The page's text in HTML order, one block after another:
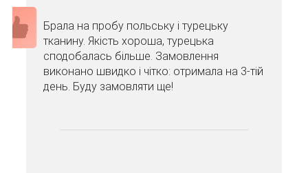
Брала на пробу польську і турецьку
тканину. Якість хороша, турецька
сподобалась більше. Замовлення
виконано швидко і чітко: отримала на 3-тій
день. Буду замовляти ще!